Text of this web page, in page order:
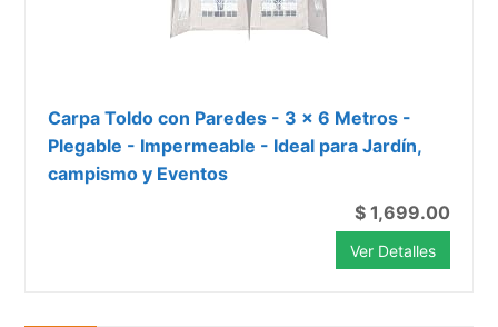
Carpa Toldo con Paredes - 3 x 6 Metros -
Plegable - Impermeable - Ideal para Jardín,
campismo y Eventos
$ 1,699.00
Ver Detalles